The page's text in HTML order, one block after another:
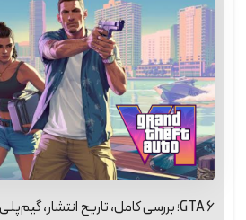
GTA 6؛ بررسی کامل، تاریخ انتشار، گیم‌پلی و جدیدترین اخبار